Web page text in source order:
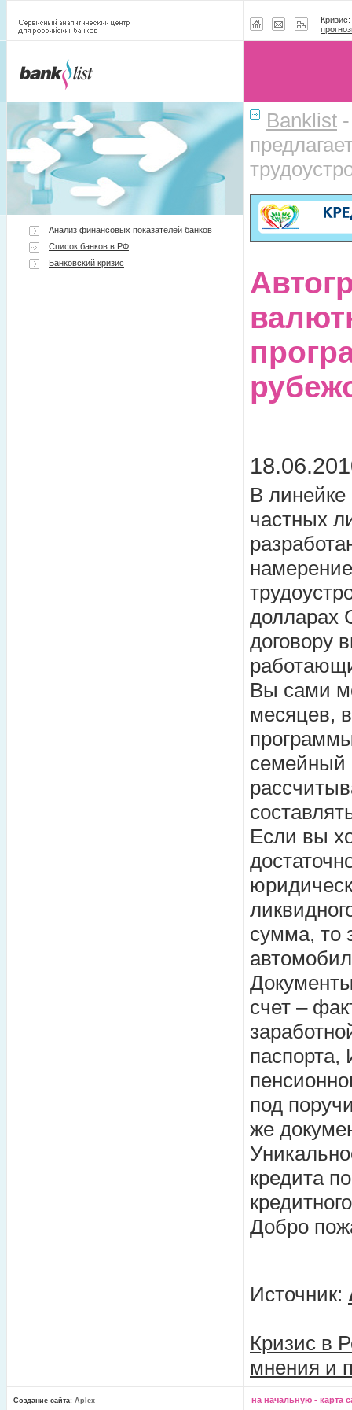
Анализ финансовых показателей банков
Список банков в РФ
Банковский кризис
Banklist
В линейке
частных
долларах
договору
Вы сами
месяцев,
семейный
Если вы
сумма, то
счет –
паспорта,
под
же
кредита
Добро
Источник:
Кризис в
мнения и
Создание сайта: Aplex на начальную - карта